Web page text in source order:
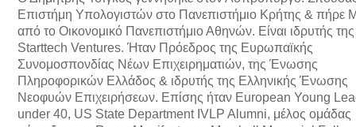
Επιστήμη Υπολογιστών στο Πανεπιστήμιο Κρήτης & πήρε
από το Οικονομικό Πανεπιστήμιο Αθηνών. Είναι ιδρυτής της
Starttech Ventures. Ήταν Πρόεδρος της Ευρωπαϊκής
Συνομοσπονδίας Νέων Επιχειρηματιών, της Ένωσης
Πληροφορικών Ελλάδος & ιδρυτής της Ελληνικής Ένωσης
Νεοφυών Επιχειρήσεων. Επίσης ήταν European Young
under 40, US State Department IVLP Alumni, μέλος ομάδας